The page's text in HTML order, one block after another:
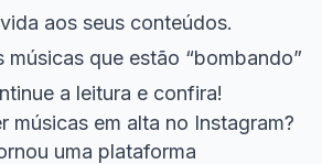
aos seus conteúdos.
músicas que estão “bombando”
a leitura e confira!
músicas em alta no Instagram?
uma plataforma